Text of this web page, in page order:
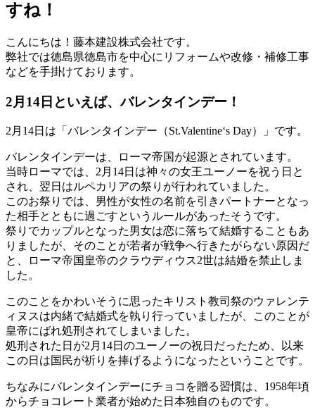
すね！
こんにちは！藤本建設株式会社です。
弊社では徳島県徳島市を中心にリフォームや改修・補修工事
などを手掛けております。
2月14日といえば、バレンタインデー！
2月14日は「バレンタインデー（St.Valentine‘s Day）」です。
バレンタインデーは、ローマ帝国が起源とされています。
当時ローマでは、2月14日は神々の女王ユーノーを祝う日と
され、翌日はルペカリアの祭りが行われていました。
このお祭りでは、男性が女性の名前を引きパートナーとなっ
た相手とともに過ごすというルールがあったそうです。
祭りでカップルとなった男女は恋に落ちて結婚することもあ
りましたが、そのことが若者が戦争へ行きたがらない原因だ
と、ローマ帝国皇帝のクラウディウス2世は結婚を禁止しま
した。
このことをかわいそうに思ったキリスト教司祭のウァレンテ
ィヌスは内緒で結婚式を執り行っていましたが、このことが
皇帝にばれ処刑されてしまいました。
処刑された日が2月14日のユーノーの祝日だったため、以来
この日は国民が祈りを捧げるようになったということです。
ちなみにバレンタインデーにチョコを贈る習慣は、1958年頃
からチョコレート業者が始めた日本独自のものです。